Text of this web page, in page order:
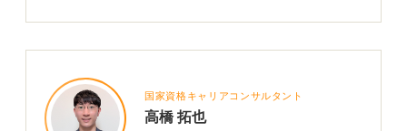
真摯な姿勢で企業の判断を受け止めよう
念するため、一度辞退した学生の再応募には慎重になる
のが一般的です。しかし熱意と誠意がしっかりと伝われ
ば、状況次第で再検討する可能性もゼロではありませ
国家資格キャリアコンサルタント
高橋 拓也